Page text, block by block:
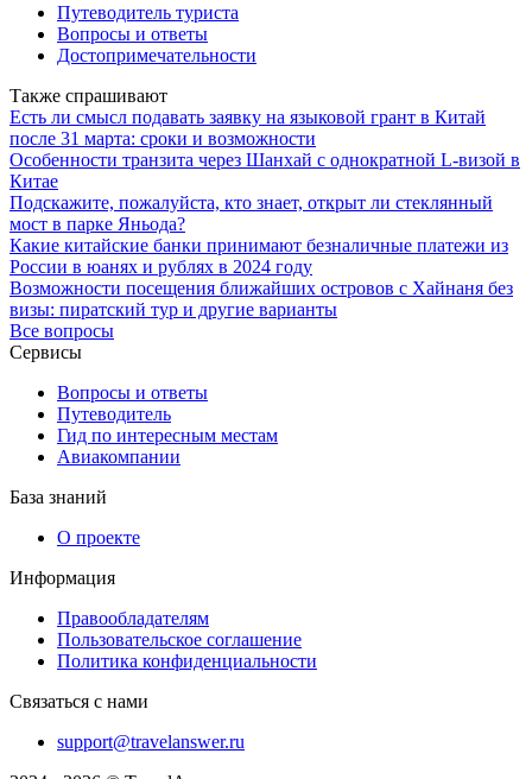
Путеводитель туриста
Вопросы и ответы
Достопримечательности
Также спрашивают
Есть ли смысл подавать заявку на языковой грант в Китай
после 31 марта: сроки и возможности
Особенности транзита через Шанхай с однократной L-визой в
Китае
Подскажите, пожалуйста, кто знает, открыт ли стеклянный
мост в парке Яньода?
Какие китайские банки принимают безналичные платежи из
России в юанях и рублях в 2024 году
Возможности посещения ближайших островов с Хайнаня без
визы: пиратский тур и другие варианты
Все вопросы
Сервисы
Вопросы и ответы
Путеводитель
Гид по интересным местам
Авиакомпании
База знаний
О проекте
Информация
Правообладателям
Пользовательское соглашение
Политика конфиденциальности
Связаться с нами
support@travelanswer.ru